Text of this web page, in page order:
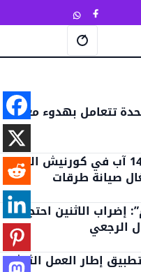
تتعامل بهدوء مع
تدابير سير بين 10 و14 آب في كورنيش النهر
صيانة طرقات
إضراب الاثنين احتجاجا
الرجعي
إطار العمل الثلاثي